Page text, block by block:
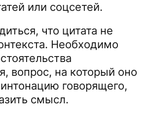
или соцсетей.
что цитата не
Необходимо
вопрос, на который оно
говорящего,
смысл.